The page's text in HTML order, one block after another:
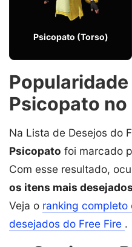
Psicopato (Torso)
Psicopato no
Na Lista de Desejos do
Psicopato foi marcado
Com esse resultado,
os itens mais
Veja o ranking completo
desejados do Free Fire .